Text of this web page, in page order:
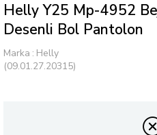
Helly Y25 Mp-4952
Desenli Bol Pantolon
Marka : Helly
(09.01.27.20315)